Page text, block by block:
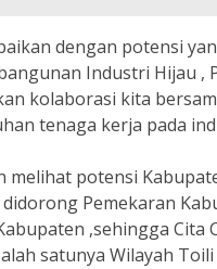
dengan potensi
Industri Hijau ,
kolaborasi kita
tenaga kerja pada
potensi
Pemekaran
,sehingga
satunya Wilayah